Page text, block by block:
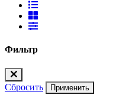
Фильтр
Сбросить Применить